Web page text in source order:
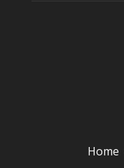
Home